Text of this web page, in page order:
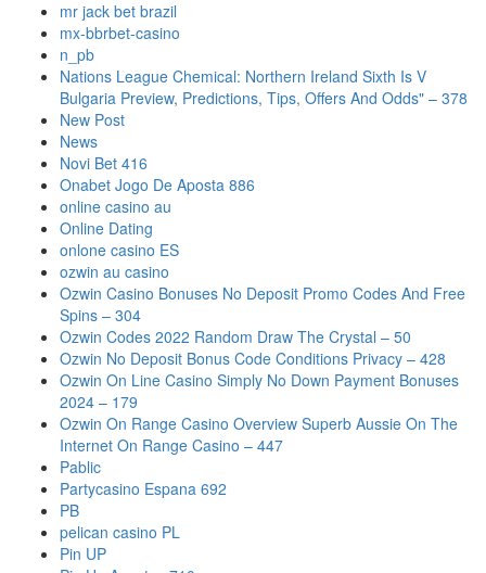
mr jack bet brazil
mx-bbrbet-casino
n_pb
Nations League Chemical: Northern Ireland Sixth Is V
Bulgaria Preview, Predictions, Tips, Offers And Odds" – 378
New Post
News
Novi Bet 416
Onabet Jogo De Aposta 886
online casino au
Online Dating
onlone casino ES
ozwin au casino
Ozwin Casino Bonuses No Deposit Promo Codes And Free
Spins – 304
Ozwin Codes 2022 Random Draw The Crystal – 50
Ozwin No Deposit Bonus Code Conditions Privacy – 428
Ozwin On Line Casino Simply No Down Payment Bonuses
2024 – 179
Ozwin On Range Casino Overview Superb Aussie On The
Internet On Range Casino – 447
Pablic
Partycasino Espana 692
PB
pelican casino PL
Pin UP